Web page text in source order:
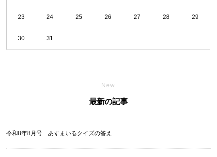
23 24 25 26 27 28 29
30 31
New
最新の記事
令和8年8月号 あすまいるクイズの答え